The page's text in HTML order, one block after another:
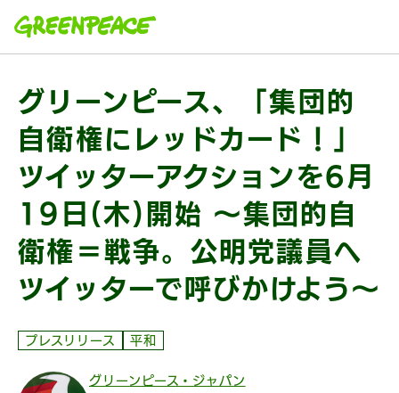
グリーンピース、「集団的
自衛権にレッドカード！」
ツイッターアクションを6月
19日(木)開始 ～集団的自
衛権＝戦争。公明党議員へ
ツイッターで呼びかけよう～
プレスリリース 平和
グリーンピース・ジャパン